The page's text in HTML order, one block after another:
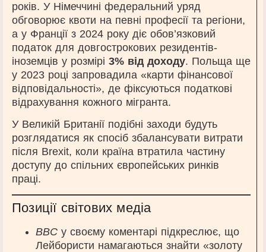
років. У Німеччині федеральний уряд
обговорює квоти на певні професії та регіони,
а у Франції з 2024 року діє обов’язковий
податок для довгострокових резидентів-
іноземців у розмірі 3% від доходу. Польща ще
у 2023 році запровадила «карти фінансової
відповідальності», де фіксуються податкові
відрахування кожного мігранта.
У Великій Британії подібні заходи будуть
розглядатися як спосіб збалансувати витрати
після Brexit, коли країна втратила частину
доступу до спільних європейських ринків
праці.
Позиції світових медіа
BBC у своєму коментарі підкреслює, що
Лейбористи намагаються знайти «золоту